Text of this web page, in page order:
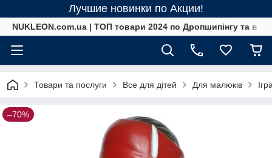
Лучшие новинки по Акции!
NUKLEON.com.ua | ТОП товари 2024 по Дропшипінгу та в
Товари та послуги Все для дітей Для малюків
–70%